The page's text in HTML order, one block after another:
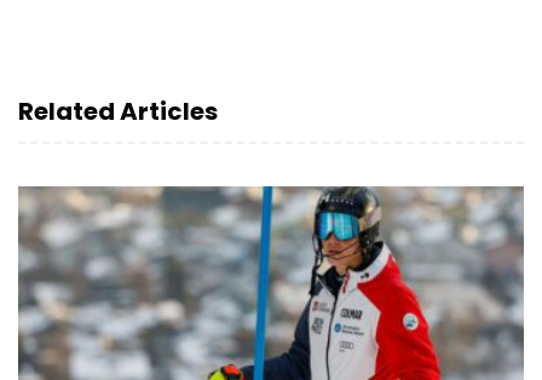
Related Articles